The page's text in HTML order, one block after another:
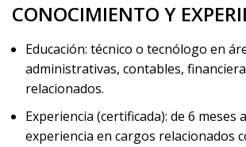
CONOCIMIENTO Y
Educación: técnico o tecnólogo en
administrativas, contables,
relacionados.
Experiencia (certificada): de 6 meses
experiencia en cargos relacionados